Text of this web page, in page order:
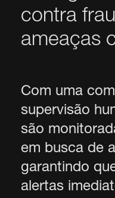
contra
ameaças
Com uma
supervisão
são
em busca de
garantindo
alertas